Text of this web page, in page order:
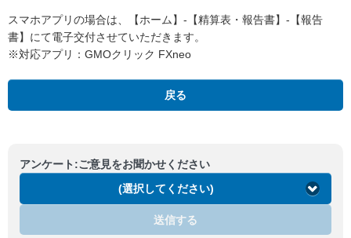
スマホアプリの場合は、【ホーム】-【精算表・報告書】-【報告
書】にて電子交付させていただきます。
※対応アプリ：GMOクリック FXneo
戻る
アンケート:ご意見をお聞かせください
(選択してください)
送信する